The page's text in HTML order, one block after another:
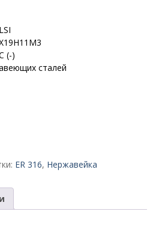
(-)
сталей
ER 316, Нержавейка